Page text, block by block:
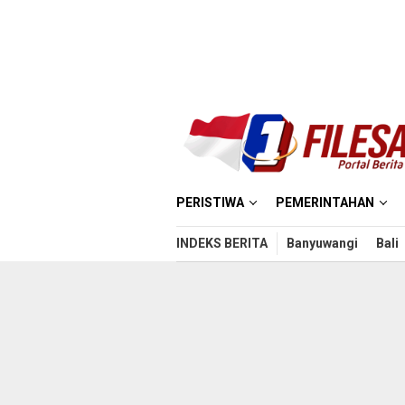
PERISTIWA PEMERINTAHAN
INDEKS BERITA Banyuwangi Bali